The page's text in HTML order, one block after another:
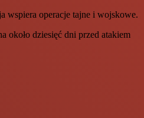
wspiera operacje tajne i wojskowe.
około dziesięć dni przed atakiem